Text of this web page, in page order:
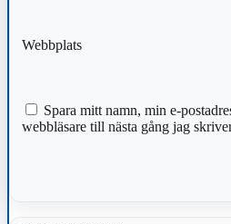
Webbplats
Spara mitt namn, min e-
webbläsare till nästa gång jag